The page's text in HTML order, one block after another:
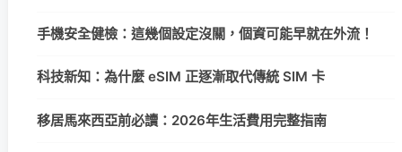
手機安全健檢：這幾個設定沒關，個資可能早就在外流！
科技新知：為什麼 eSIM 正逐漸取代傳統 SIM 卡
移居馬來西亞前必讀：2026年生活費用完整指南